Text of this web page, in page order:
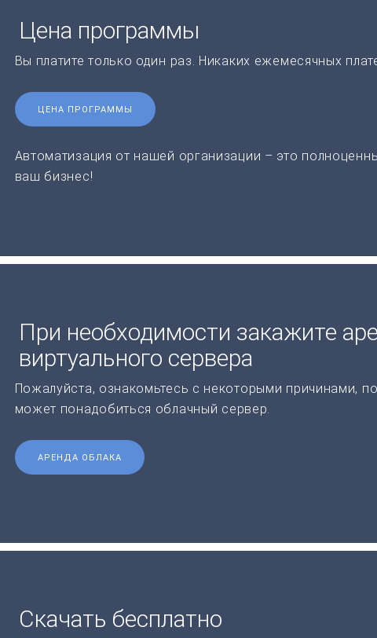
Цена программы
Вы платите только один раз. Никаких ежемесячных
ЦЕНА ПРОГРАММЫ
Автоматизация от нашей организации – это
ваш бизнес!
При необходимости закажите
виртуального сервера
Пожалуйста, ознакомьтесь с некоторыми причинами,
может понадобиться облачный сервер.
АРЕНДА ОБЛАКА
Скачать бесплатно